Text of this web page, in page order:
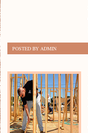
POSTED BY ADMIN